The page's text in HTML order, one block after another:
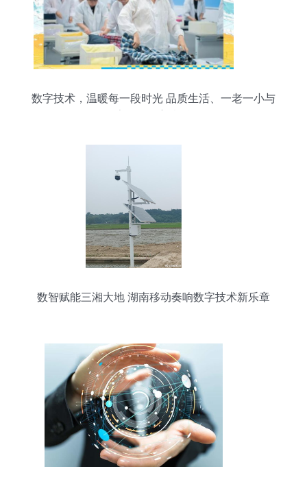
数字技术，温暖每一段时光 品质生活、一老一小与
数智赋能三湘大地 湖南移动奏响数字技术新乐章